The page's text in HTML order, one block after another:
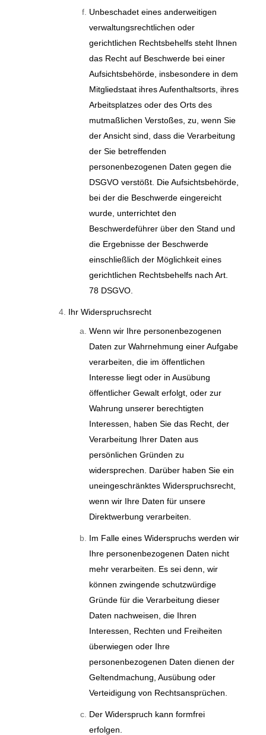
Unbeschadet eines anderweitigen
verwaltungsrechtlichen oder
gerichtlichen Rechtsbehelfs steht Ihnen
das Recht auf Beschwerde bei einer
Aufsichtsbehörde, insbesondere in dem
Mitgliedstaat ihres Aufenthaltsorts, ihres
Arbeitsplatzes oder des Orts des
mutmaßlichen Verstoßes, zu, wenn Sie
der Ansicht sind, dass die Verarbeitung
der Sie betreffenden
personenbezogenen Daten gegen die
DSGVO verstößt. Die Aufsichtsbehörde,
bei der die Beschwerde eingereicht
wurde, unterrichtet den
Beschwerdeführer über den Stand und
die Ergebnisse der Beschwerde
einschließlich der Möglichkeit eines
gerichtlichen Rechtsbehelfs nach Art.
78 DSGVO.
Ihr Widerspruchsrecht
Wenn wir Ihre personenbezogenen
Daten zur Wahrnehmung einer Aufgabe
verarbeiten, die im öffentlichen
Interesse liegt oder in Ausübung
öffentlicher Gewalt erfolgt, oder zur
Wahrung unserer berechtigten
Interessen, haben Sie das Recht, der
Verarbeitung Ihrer Daten aus
persönlichen Gründen zu
widersprechen. Darüber haben Sie ein
uneingeschränktes Widerspruchsrecht,
wenn wir Ihre Daten für unsere
Direktwerbung verarbeiten.
Im Falle eines Widerspruchs werden wir
Ihre personenbezogenen Daten nicht
mehr verarbeiten. Es sei denn, wir
können zwingende schutzwürdige
Gründe für die Verarbeitung dieser
Daten nachweisen, die Ihren
Interessen, Rechten und Freiheiten
überwiegen oder Ihre
personenbezogenen Daten dienen der
Geltendmachung, Ausübung oder
Verteidigung von Rechtsansprüchen.
Der Widerspruch kann formfrei
erfolgen.